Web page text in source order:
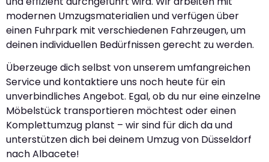
modernen Umzugsmaterialien und verfügen über
einen Fuhrpark mit verschiedenen Fahrzeugen, um
deinen individuellen Bedürfnissen gerecht zu werden.
Überzeuge dich selbst von unserem umfangreichen
Service und kontaktiere uns noch heute für ein
unverbindliches Angebot. Egal, ob du nur eine einzelne
Möbelstück transportieren möchtest oder einen
Komplettumzug planst – wir sind für dich da und
unterstützen dich bei deinem Umzug von Düsseldorf
nach Albacete!